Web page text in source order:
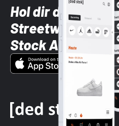
Hol dir die
Streetwear-
Stock App